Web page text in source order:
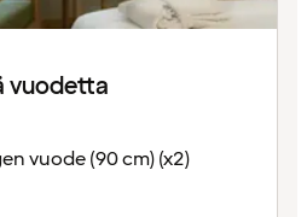
vuodetta
vuode (90 cm) (x2)